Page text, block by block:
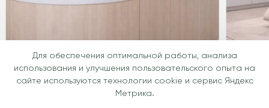
Для обеспечения оптимальной работы, анализа
использования и улучшения пользовательского опыта на
сайте используются технологии cookie и сервис Яндекс
Метрика.